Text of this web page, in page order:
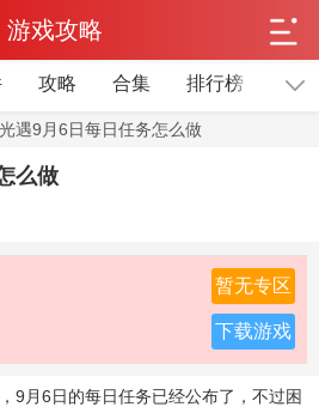
游戏攻略
攻略 合集 排行榜 单机
光遇9月6日每日任务怎么做
么做
暂无专区
下载游戏
9月6日的每日任务已经公布了，不过困